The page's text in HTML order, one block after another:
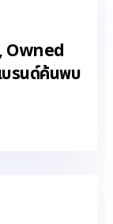
Owned
บรนด์ค้นพบ